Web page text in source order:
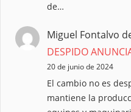
de…
Miguel Fontalvo
DESPIDO
20 de junio de 2024
El cambio no es
mantiene la